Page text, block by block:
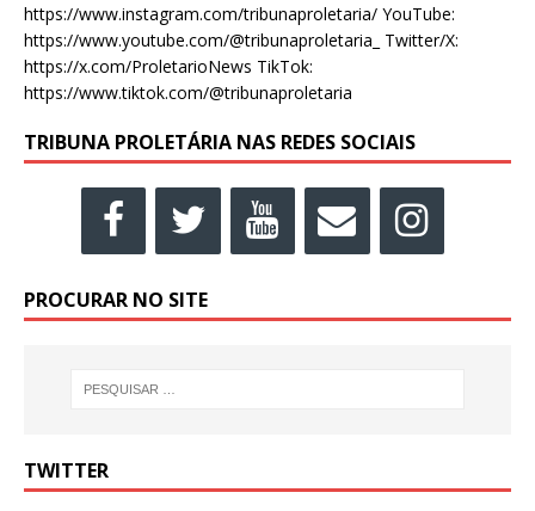
https://www.instagram.com/tribunaproletaria/ YouTube:
https://www.youtube.com/@tribunaproletaria_ Twitter/X:
https://x.com/ProletarioNews TikTok:
https://www.tiktok.com/@tribunaproletaria
TRIBUNA PROLETÁRIA NAS REDES SOCIAIS
PROCURAR NO SITE
TWITTER